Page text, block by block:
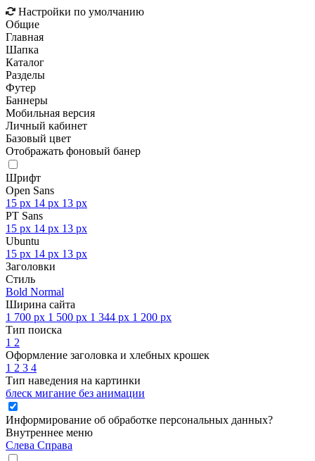
Настройки по умолчанию
Общие
Главная
Шапка
Каталог
Разделы
Футер
Баннеры
Мобильная версия
Личный кабинет
Базовый цвет
Отображать фоновый банер
Шрифт
Open Sans
15 px 14 px 13 px
PT Sans
15 px 14 px 13 px
Ubuntu
15 px 14 px 13 px
Заголовки
Стиль
Bold Normal
Ширина сайта
1 700 px 1 500 px 1 344 px 1 200 px
Тип поиска
1 2
Оформление заголовка и хлебных крошек
1 2 3 4
Тип наведения на картинки
блеск мигание без анимации
Информирование об обработке персональных данных?
Внутреннее меню
Слева Справа